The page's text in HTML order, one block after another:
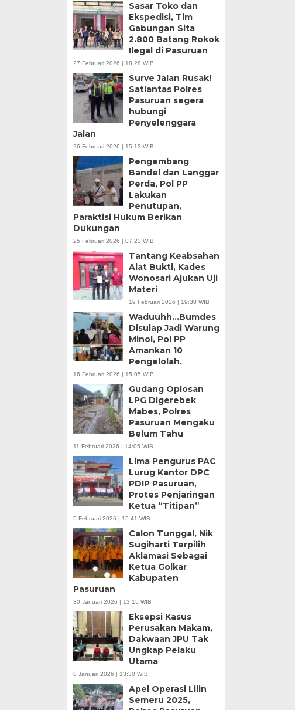
Sasar Toko dan
Ekspedisi, Tim
Gabungan Sita
2.800 Batang Rokok
Ilegal di Pasuruan
27 Februari 2026 | 18:28 WIB
Surve Jalan Rusak!
Satlantas Polres
Pasuruan segera
hubungi
Penyelenggara
Jalan
26 Februari 2026 | 15:13 WIB
Pengembang
Bandel dan Langgar
Perda, Pol PP
Lakukan
Penutupan,
Paraktisi Hukum Berikan
Dukungan
25 Februari 2026 | 07:23 WIB
Tantang Keabsahan
Alat Bukti, Kades
Wonosari Ajukan Uji
Materi
19 Februari 2026 | 19:38 WIB
Waduuhh…Bumdes
Disulap Jadi Warung
Minol, Pol PP
Amankan 10
Pengelolah.
16 Februari 2026 | 15:05 WIB
Gudang Oplosan
LPG Digerebek
Mabes, Polres
Pasuruan Mengaku
Belum Tahu
11 Februari 2026 | 14:05 WIB
Lima Pengurus PAC
Lurug Kantor DPC
PDIP Pasuruan,
Protes Penjaringan
Ketua “Titipan”
5 Februari 2026 | 15:41 WIB
Calon Tunggal, Nik
Sugiharti Terpilih
Aklamasi Sebagai
Ketua Golkar
Kabupaten
Pasuruan
30 Januari 2026 | 13:15 WIB
Eksepsi Kasus
Perusakan Makam,
Dakwaan JPU Tak
Ungkap Pelaku
Utama
8 Januari 2026 | 13:30 WIB
Apel Operasi Lilin
Semeru 2025,